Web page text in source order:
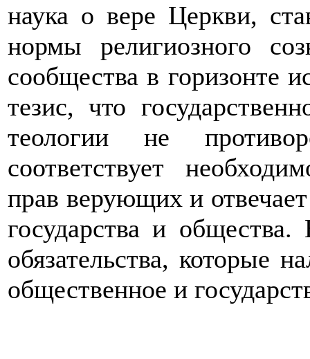
наука о вере Церкви,
нормы религиозного
сообщества в горизонте
тезис, что
теологии не
соответствует
прав верующих и
государства и
обязательства, которые
общественное и